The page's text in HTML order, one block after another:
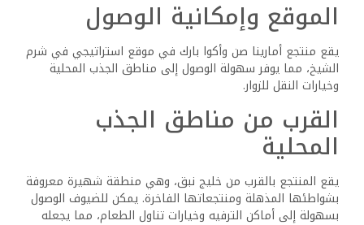
تشمل خيارات النقل المحلية سيارات الأجرة وخدمات النقل
المكوكية التي تربط الضيوف بالوجهات الشهيرة في شرم
الشيخ. يسهل موقع المنتجع أيضا استئجار السيارات لمزيد من
المرونة في استكشاف المنطقة.
سيقدر الزوار سهولة الوصول إلى مناطق الجذب ووسائل الراحة
القريبة، مما يعزز تجربتهم الشاملة أثناء إقامتهم في المنتجع.
تقييمات وتقييمات الضيوف
تعكس مراجعات الضيوف التجربة الشاملة وجودة الخدمات
المقدمة في منتجع أمارينا صن وأكوا بارك. تساعد رؤى الزوار
الضيوف المحتملين على اتخاذ قرارات مستنيرة بشأن إقامتهم.